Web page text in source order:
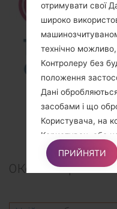
TOP 5
0Коментарі
отримувати свої
широко
технічно
Контролеру без
положення
Дані
засобами і що
Користувача, на
Користувач, або
зобов’язаннях,
подати позов до
ПРИЙНЯТИ